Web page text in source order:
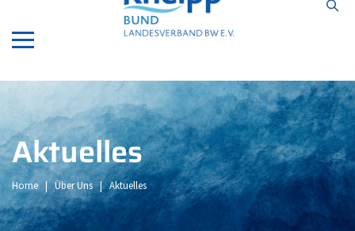
ApotheekEindhoven.com
Aktuelles
Home|Über Uns|Aktuelles